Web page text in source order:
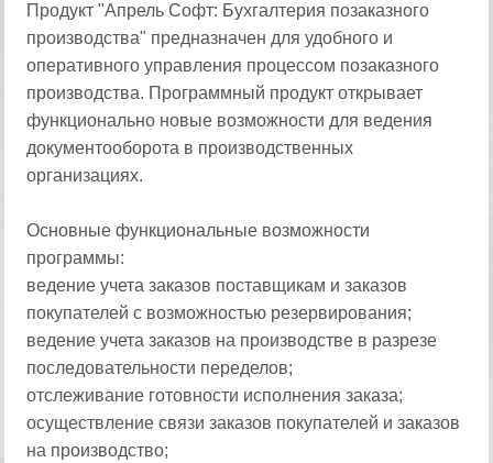
Продукт "Апрель Софт: Бухгалтерия позаказного
производства" предназначен для удобного и
оперативного управления процессом позаказного
производства. Программный продукт открывает
функционально новые возможности для ведения
документооборота в производственных
организациях.
Основные функциональные возможности
программы:
ведение учета заказов поставщикам и заказов
покупателей с возможностью резервирования;
ведение учета заказов на производстве в разрезе
последовательности переделов;
отслеживание готовности исполнения заказа;
осуществление связи заказов покупателей и заказов
на производство;